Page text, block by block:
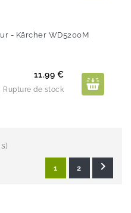
- Kärcher WD5200M
Prix
11.99 €
Rupture de stock
1 2 